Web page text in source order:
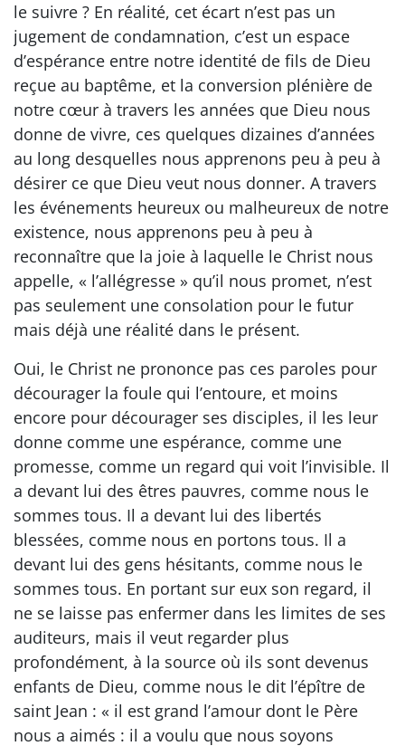
le suivre ? En réalité, cet écart n’est pas un
jugement de condamnation, c’est un espace
d’espérance entre notre identité de fils de Dieu
reçue au baptême, et la conversion plénière de
notre cœur à travers les années que Dieu nous
donne de vivre, ces quelques dizaines d’années
au long desquelles nous apprenons peu à peu à
désirer ce que Dieu veut nous donner. A travers
les événements heureux ou malheureux de notre
existence, nous apprenons peu à peu à
reconnaître que la joie à laquelle le Christ nous
appelle, « l’allégresse » qu’il nous promet, n’est
pas seulement une consolation pour le futur
mais déjà une réalité dans le présent.
Oui, le Christ ne prononce pas ces paroles pour
décourager la foule qui l’entoure, et moins
encore pour décourager ses disciples, il les leur
donne comme une espérance, comme une
promesse, comme un regard qui voit l’invisible. Il
a devant lui des êtres pauvres, comme nous le
sommes tous. Il a devant lui des libertés
blessées, comme nous en portons tous. Il a
devant lui des gens hésitants, comme nous le
sommes tous. En portant sur eux son regard, il
ne se laisse pas enfermer dans les limites de ses
auditeurs, mais il veut regarder plus
profondément, à la source où ils sont devenus
enfants de Dieu, comme nous le dit l’épître de
saint Jean : « il est grand l’amour dont le Père
nous a aimés : il a voulu que nous soyons